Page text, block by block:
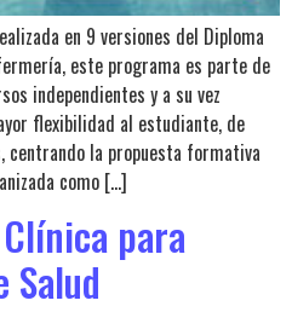
en 9 versiones del Diploma
este programa es parte de
independientes y a su vez
flexibilidad al estudiante, de
centrando la propuesta formativa
como […]
para
Salud